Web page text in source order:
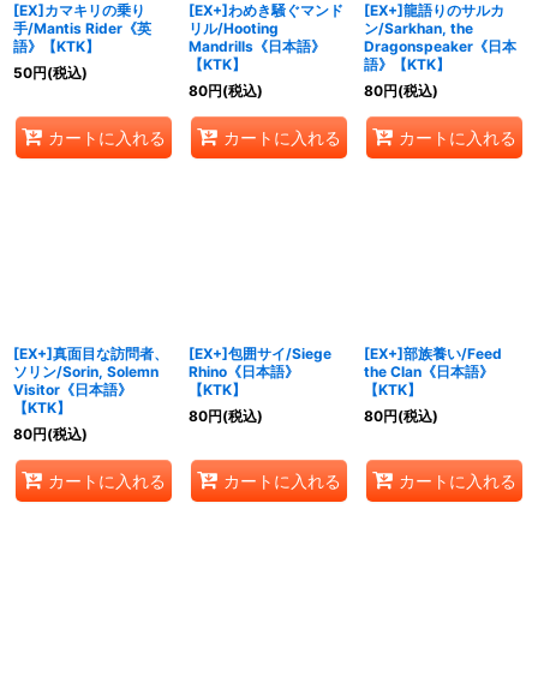
[EX]カマキリの乗り
手/Mantis Rider《英
語》【KTK】
50円(税込)
カートに入れる
[EX+]わめき騒ぐマンド
リル/Hooting
Mandrills《日本語》
【KTK】
80円(税込)
カートに入れる
[EX+]龍語りのサルカ
ン/Sarkhan, the
Dragonspeaker《日本
語》【KTK】
80円(税込)
カートに入れる
[EX+]真面目な訪問者、
ソリン/Sorin, Solemn
Visitor《日本語》
【KTK】
80円(税込)
カートに入れる
[EX+]包囲サイ/Siege
Rhino《日本語》
【KTK】
80円(税込)
カートに入れる
[EX+]部族養い/Feed
the Clan《日本語》
【KTK】
80円(税込)
カートに入れる